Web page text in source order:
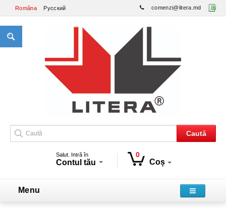
Româna Русский comenzi@litera.md
Caută
Salut. Intră în
Contul tău
0
Coș
Menu